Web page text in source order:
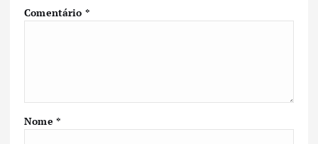
Comentário *
Nome *